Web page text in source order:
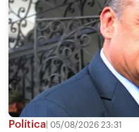
Política 05/08/2026 23:31